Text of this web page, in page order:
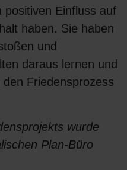
positiven Einfluss auf
haben. Sie haben
und
daraus lernen und
Friedensprozess
wurde
Plan-Büro